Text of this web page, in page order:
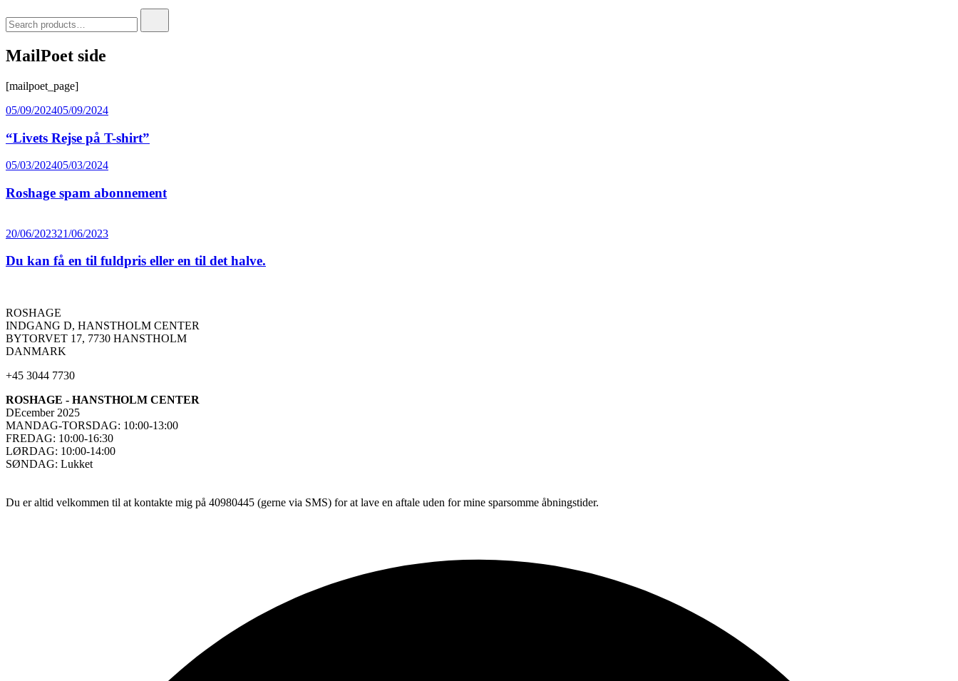
for:
MailPoet side
[mailpoet_page]
05/09/202405/09/2024
“Livets Rejse på T-shirt”
05/03/202405/03/2024
Roshage spam abonnement
20/06/202321/06/2023
Du kan få en til fuldpris eller en til det halve.
ROSHAGE
INDGANG D, HANSTHOLM CENTER
BYTORVET 17, 7730 HANSTHOLM
DANMARK
+45 3044 7730
ROSHAGE - HANSTHOLM CENTER
DEcember 2025
MANDAG-TORSDAG: 10:00-13:00
FREDAG: 10:00-16:30
LØRDAG: 10:00-14:00
SØNDAG: Lukket
Du er altid velkommen til at kontakte mig på 40980445 (gerne via SMS) for at lave en aftale uden for mine sparsomme åbningstider.